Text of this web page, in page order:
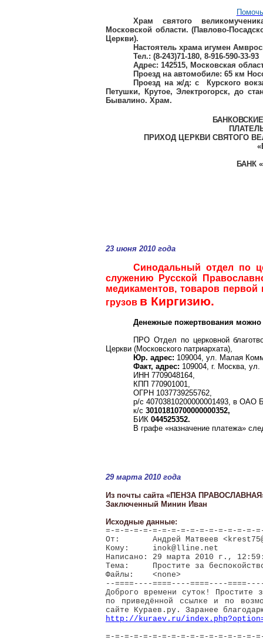
Храм святого
Московской области. (Павлово-
Церкви).
Настоятель храма игумен
Тел.: (8-243)71-180, 8-916-590-33-93
Адрес: 142515, Московская
Проезд на автомобиле:65 км
Проезд на ж/д: с Курского
Петушки, Крутое, Электрогорск, до
Бывалино. Храм.
ПРИХОД ЦЕРКВИ СВЯТОГО
БАНК
23 июня 2010 года
Синодальный отдел по
служению Русской
медикаментов, товаров
грузов в Киргизию.
Денежные пожертвования можно
ПРО Отдел по церковной
Церкви (Московского патриархата),
Юр. адрес: 109004, ул. Малая
Факт, адрес: 109004, г. Москва, ул.
ИНН 7709048164,
КПП 770901001,
ОГРН 1037739255762,
р/с 40703810200000001493, в ОАО
к/с 30101810700000000352,
БИК044525352.
В графе «назначение платежа»
29 марта 2010 года
Из почты сайта «ПЕНЗА
Заключенный Минин Иван
Исходные данные:
=-=-=-=-=-=-=-=-=-=-=-=-=-=-=-=-
От:
Андрей Матвеев
Кому:
inok@lline.net
Написано: 29 марта 2010 г .,
Тема:
Простите за
Файлы:
<none>
--====----====----====----
Доброго времени суток! Простите
по приведённой ссылке и по
сайте Кураев.ру. Заранее
http://kuraev.ru/